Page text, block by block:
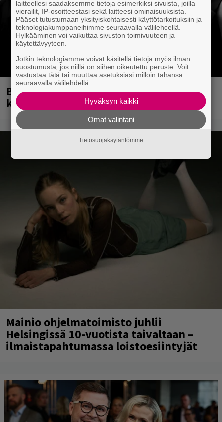
Blind Channel palasi tauolta – tältä
kuulostaa uusi musiikki
Mainio ohjelmatoimisto juhlii
Helsingissä 10-vuotista taivaltaan –
ilmaistapahtumassa loistoesiintyjät
laitteellesi saadaksemme tietoja esimerkiksi sivuista, joilla
vierailit, IP-osoitteestasi sekä laitteesi ominaisuuksista.
Pääset tutustumaan yksityiskohtaisesti käyttötarkoituksiin ja
teknologiakumppaneihimme seuraavalla välilehdellä.
Hylkääminen voi vaikuttaa sivuston toimivuuteen ja
käytettävyyteen.
Jotkin teknologiamme voivat käsitellä tietoja myös ilman
suostumusta, jos niillä on siihen oikeutettu peruste. Voit
vastustaa tätä tai muuttaa asetuksiasi milloin tahansa
seuraavalla välilehdellä.
Hyväksyn kaikki
Omat valintani
Tietosuojakäytäntömme